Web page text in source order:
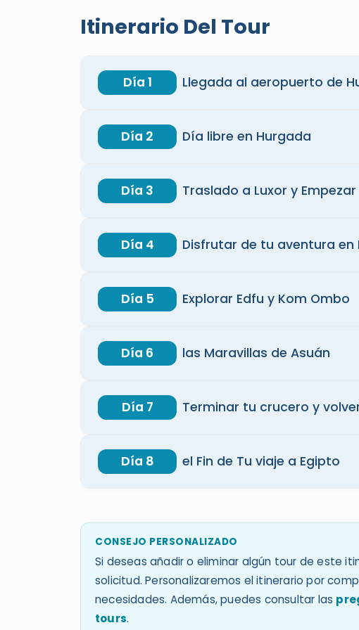
Itinerario Del Tour
Día 1 Llegada al aeropuerto de
Día 2 Día libre en Hurgada
Día 3 Traslado a Luxor y
Día 4 Disfrutar de tu aventura en
Día 5 Explorar Edfu y Kom Ombo
Día 6 las Maravillas de Asuán
Día 7 Terminar tu crucero y
Día 8 el Fin de Tu viaje a Egipto
CONSEJO PERSONALIZADO
Si deseas añadir o eliminar algún tour de este
solicitud. Personalizaremos el itinerario por
necesidades. Además, puedes consultar las
tours.